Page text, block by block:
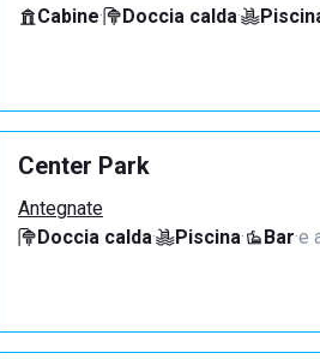
Cabine· Doccia calda·
Center Park
Antegnate
Doccia calda· Piscina· Bar·e